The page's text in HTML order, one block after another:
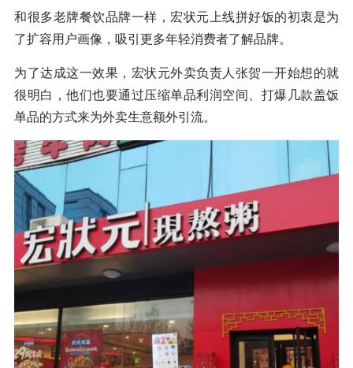
和很多老牌餐饮品牌一样，宏状元上线拼好饭的初衷是为
了扩容用户画像，吸引更多年轻消费者了解品牌。
为了达成这一效果，宏状元外卖负责人张贺一开始想的就
很明白，他们也要通过压缩单品利润空间、打爆几款盖饭
单品的方式来为外卖生意额外引流。